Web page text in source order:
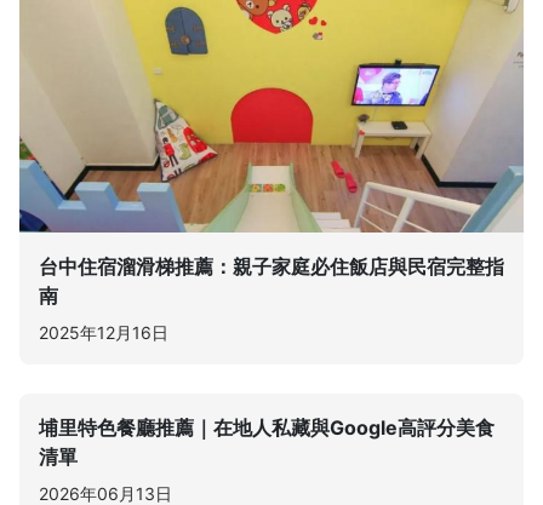
台中住宿溜滑梯推薦：親子家庭必住飯店與民宿完整指
南
2025年12月16日
埔里特色餐廳推薦｜在地人私藏與Google高評分美食
清單
2026年06月13日